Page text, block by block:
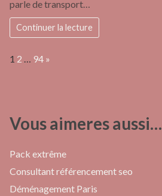
parle de transport…
Continuer la lecture
Page:
1 2 94 Next
»
Vous aimeres aussi…
Pack extrême
Consultant référencement seo
Déménagement Paris